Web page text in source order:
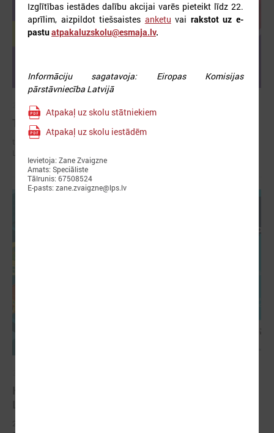
2026. gada 10. aprīlis
Trīs dienu piedzīvojums “Ielec Eiropas vilcienā!”
trīs dienu pasākums, kas notiks no 8. līdz 10. maijam un vedīs uz
Izglītības iestādes dalību akcijai varēs pieteikt līdz 22.
aprīlim, aizpildot tiešsaistes anketu vai rakstot uz e-
pastuatpakaluzskolu@esmaja.lv.
Informāciju sagatavoja: Eiropas Komisijas
pārstāvniecība Latvijā
Atpakaļ uz skolu stātniekiem
Atpakaļ uz skolu iestādēm
Ievietoja: Zane Zvaigzne
Amats: Speciāliste
Tālrunis: 67508524
E-pasts: zane.zvaigzne@lps.lv